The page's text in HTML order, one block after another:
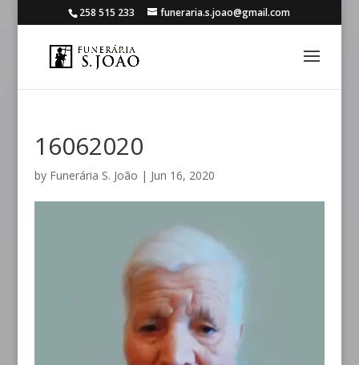
258 515 233 funeraria.s.joao@gmail.com
16062020
by Funerária S. João | Jun 16, 2020